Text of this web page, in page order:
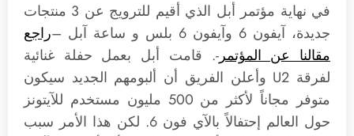
في نهاية مؤتمر أبل الذي أقيم للترويج عن 3 منتجات
جديدة، آيفون 6 وآيفون 6 بلس و ساعة آبل –
راجع
مقالنا عن المؤتمر-. قامت أبل بعمل حفلة غنائية
لفرقة U2 وأعلن الفريق أن ألبومهم الجديد سيكون
متوفر مجاناً لأكثر من 500 مليون مستخدم للآيتونز
حول العالم إحتفالاً بالآي فون 6. لكن هذا الأمر سبب